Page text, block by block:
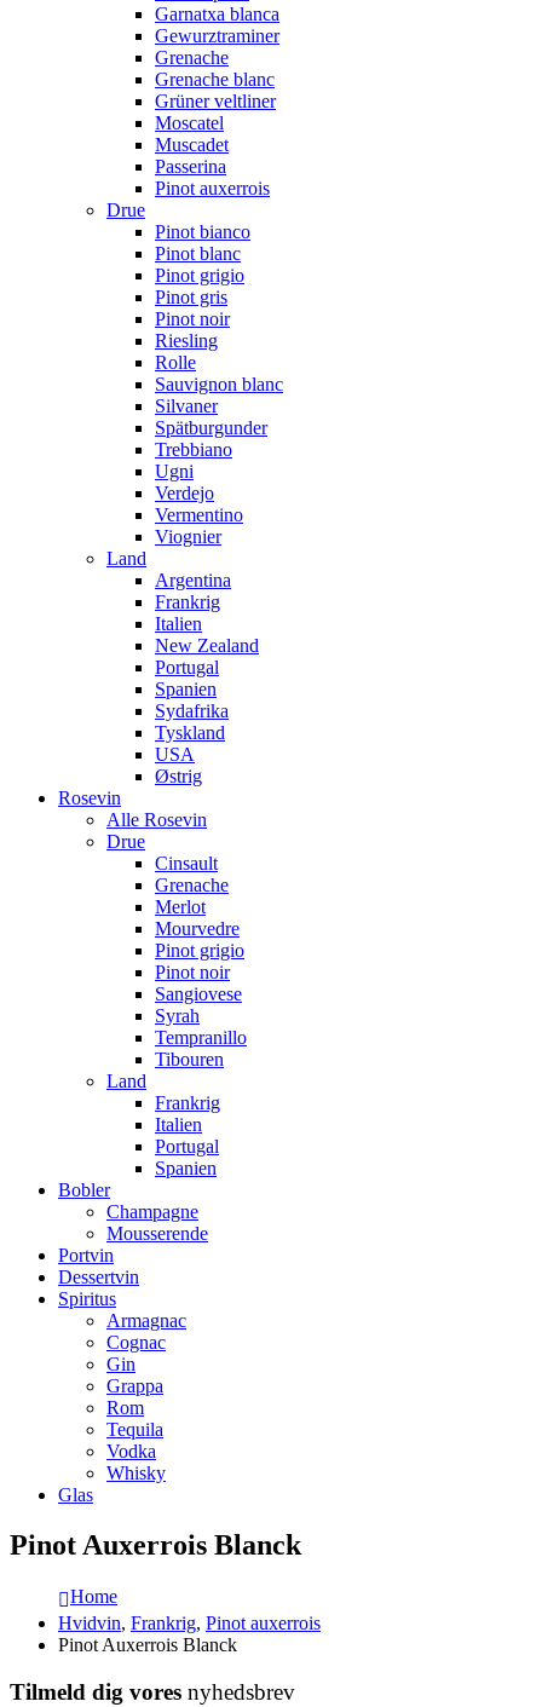
Garnatxa blanca
Gewurztraminer
Grenache
Grenache blanc
Grüner veltliner
Moscatel
Muscadet
Passerina
Pinot auxerrois
Drue
Pinot bianco
Pinot blanc
Pinot grigio
Pinot gris
Pinot noir
Riesling
Rolle
Sauvignon blanc
Silvaner
Spätburgunder
Trebbiano
Ugni
Verdejo
Vermentino
Viognier
Land
Argentina
Frankrig
Italien
New Zealand
Portugal
Spanien
Sydafrika
Tyskland
USA
Østrig
Rosevin
Alle Rosevin
Drue
Cinsault
Grenache
Merlot
Mourvedre
Pinot grigio
Pinot noir
Sangiovese
Syrah
Tempranillo
Tibouren
Land
Frankrig
Italien
Portugal
Spanien
Bobler
Champagne
Mousserende
Portvin
Dessertvin
Spiritus
Armagnac
Cognac
Gin
Grappa
Rom
Tequila
Vodka
Whisky
Glas
Pinot Auxerrois Blanck
Home
Hvidvin, Frankrig, Pinot auxerrois
Pinot Auxerrois Blanck
Tilmeld dig vores nyhedsbrev